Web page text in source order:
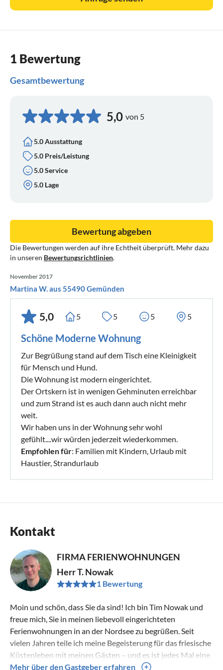
1 Bewertung
Gesamtbewertung
5,0 von 5
5.0 Ausstattung
5.0 Preis/Leistung
5.0 Service
5.0 Lage
Die Bewertungen werden auf ihre Echtheit überprüft. Mehr dazu
in unseren Bewertungsrichtlinien.
Bewertung abgeben
November 2017
Martina W. aus 55490 Gemünden
5,0 5 5 5 5
Schöne Moderne Wohnung
Zur Begrüßung stand auf dem Tisch eine Kleinigkeit
für Mensch und Hund.
Die Wohnung ist modern eingerichtet.
Der Ortskern ist in wenigen Gehminuten erreichbar
und zum Strand ist es auch dann auch nicht mehr
weit.
Wir haben uns in der Wohnung sehr wohl
gefühlt....wir würden jederzeit wiederkommen.
Empfohlen für: Familien mit Kindern, Urlaub mit
Haustier, Strandurlaub
Kontakt
FIRMA FERIENWOHNUNGEN
Herr T. Nowak
1 Bewertung
Moin und schön, dass Sie da sind! Ich bin Tim Nowak und
freue mich, Sie in meinen liebevoll eingerichteten
Ferienwohnungen in an der Nordsee zu begrüßen. Seit
vielen Jahren teile ich meine Begeisterung für das friesische
Küstenleben mit meinen Gästen – und es ist jedes Mal eine
Freude, wenn aus einem ersten Urlaub neue Stammgäste
Mehr über den Gastgeber erfahren